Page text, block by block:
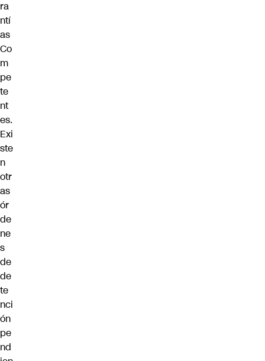
ra
ntí
as
Co
m
pe
te
nt
es.
Exi
ste
n
otr
as
ór
de
ne
s
de
de
te
nci
ón
pe
nd